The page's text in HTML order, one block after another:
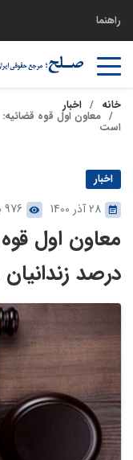
راهنما
خانه اخبار
است
اخبار
28 آذر 1400 976 بازدید
درصد